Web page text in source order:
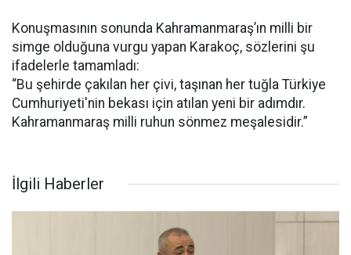
Konuşmasının sonunda Kahramanmaraş’ın milli bir
simge olduğuna vurgu yapan Karakoç, sözlerini şu
ifadelerle tamamladı:
“Bu şehirde çakılan her çivi, taşınan her tuğla Türkiye
Cumhuriyeti'nin bekası için atılan yeni bir adımdır.
Kahramanmaraş milli ruhun sönmez meşalesidir.”
İlgili Haberler